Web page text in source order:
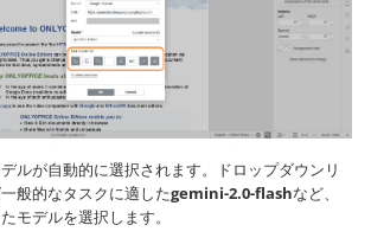
ルが自動的に選択されます。ドロップダウンリ
般的なタスクに適したgemini-2.0-flashなど、
モデルを選択します。